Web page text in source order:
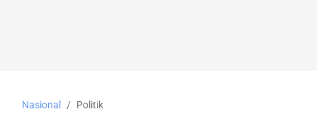
Nasional Politik